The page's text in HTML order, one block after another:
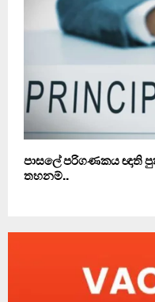
පාසලේ පරිගණකය ඥාති
තහනම්..